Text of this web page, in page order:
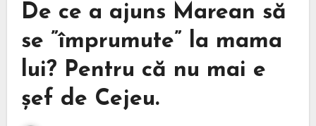
De ce a ajuns Marean să
se ”împrumute” la mama
lui? Pentru că nu mai e
șef de Cejeu.